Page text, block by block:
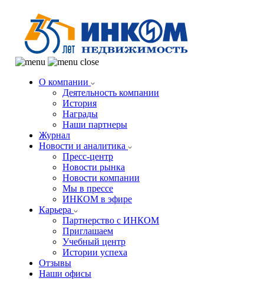
О компании
Деятельность компании
История
Награды
Наши партнеры
Журнал
Новости и аналитика
Пресс-центр
Новости рынка
Новости компании
Мы в прессе
ИНКОМ в эфире
Карьера
Партнерство с ИНКОМ
Приглашаем
Учебный центр
Истории успеха
Отзывы
Наши офисы